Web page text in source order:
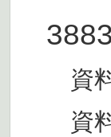
資
資